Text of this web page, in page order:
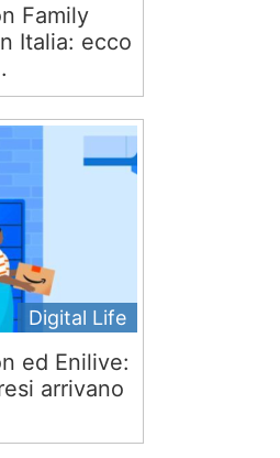
Family
Italia: ecco
Digital Life
ed Enilive:
arrivano